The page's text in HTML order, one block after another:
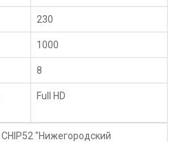
230
1000
8
Full HD
"Нижегородский